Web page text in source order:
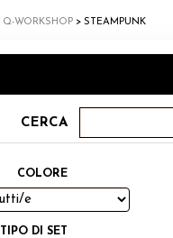
Q-WORKSHOP STEAMPUNK
CERCA
COLORE
TIPO DI SET